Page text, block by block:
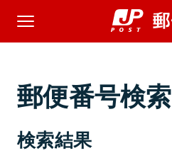
郵便番号検索
検索結果